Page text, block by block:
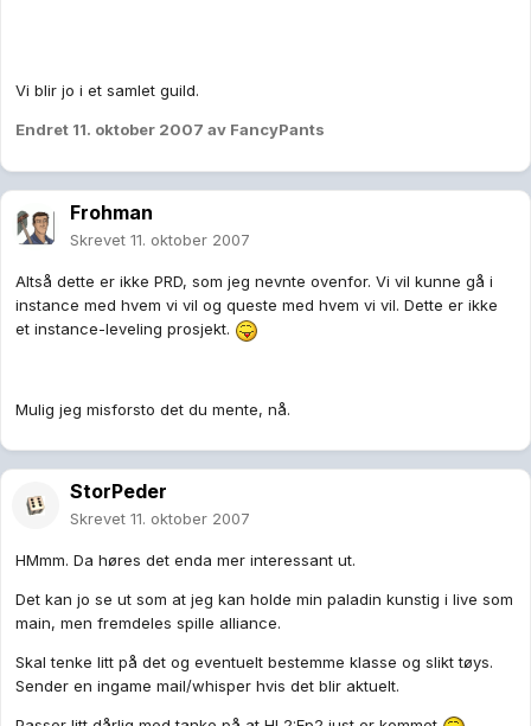
Vi blir jo i et samlet guild.
Endret 11. oktober 2007 av FancyPants
Frohman
Skrevet 11. oktober 2007
Altså dette er ikke PRD, som jeg nevnte ovenfor. Vi vil kunne gå i
instance med hvem vi vil og queste med hvem vi vil. Dette er ikke
et instance-leveling prosjekt.
Mulig jeg misforsto det du mente, nå.
StorPeder
Skrevet 11. oktober 2007
HMmm. Da høres det enda mer interessant ut.
Det kan jo se ut som at jeg kan holde min paladin kunstig i live som
main, men fremdeles spille alliance.
Skal tenke litt på det og eventuelt bestemme klasse og slikt tøys.
Sender en ingame mail/whisper hvis det blir aktuelt.